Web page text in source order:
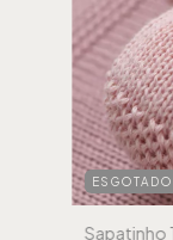
ESGOTADO
Sapatinho